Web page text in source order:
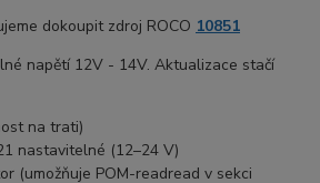
dokoupit zdroj ROCO 10851
napětí 12V - 14V. Aktualizace stačí
na trati)
nastavitelné (12–24 V)
(umožňuje POM-readread v sekci